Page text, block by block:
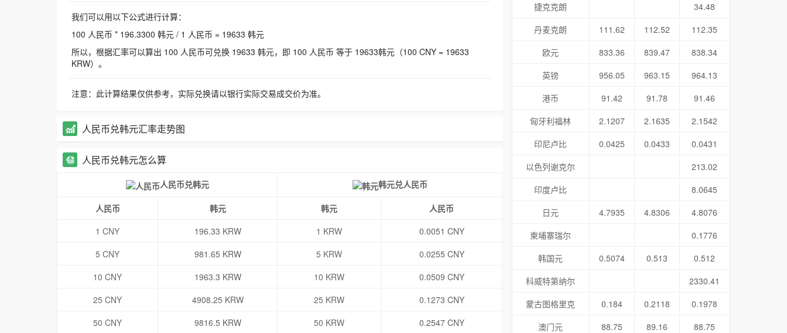
我们可以用以下公式进行计算：
100 人民币 * 196.3300 韩元 / 1 人民币 = 19633 韩元
所以，根据汇率可以算出 100 人民币可兑换 19633 韩元，即 100 人民币 等于 19633韩元（100 CNY = 19633
KRW）。
注意：此计算结果仅供参考，实际兑换请以银行实际交易成交价为准。
人民币兑韩元汇率走势图
人民币兑韩元怎么算
人民币兑韩元 韩元兑人民币
人民币 韩元 韩元
人民币
1 CNY
196.33 KRW 1 KRW
0.0051 CNY
5 CNY
981.65 KRW 5 KRW
0.0255 CNY
10 CNY
1963.3 KRW 10 KRW
0.0509 CNY
25 CNY
4908.25 KRW 25 KRW
0.1273 CNY
50 CNY
9816.5 KRW 50 KRW
0.2547 CNY
捷克克朗
34.48
丹麦克朗
111.62 112.52
112.35
欧元
833.36 839.47
838.34
英镑
956.05 963.15
964.13
港币
91.42 91.78
91.46
匈牙利福林
2.1207 2.1635
2.1542
印尼卢比
0.0425 0.0433
0.0431
以色列谢克尔
213.02
印度卢比
8.0645
日元
4.7935 4.8306
4.8076
柬埔寨瑞尔
0.1776
韩国元
0.5074 0.513
0.512
科威特第纳尔
2330.41
蒙古图格里克
0.184 0.2118
0.1978
澳门元
88.75 89.16
88.75